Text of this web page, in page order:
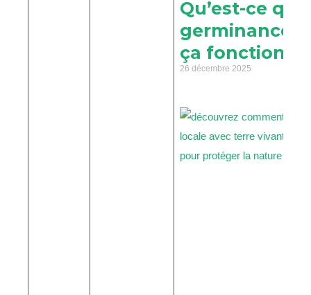
Qu’est-ce que
germinance
ça fonctionne
26 décembre 2025